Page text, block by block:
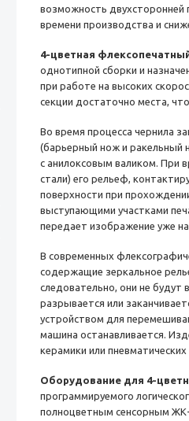
возможность двухсторонней
времени производства и
4-цветная
однотипной сборки и
при работе на высоких
секции достаточно места,
Во время процесса чернила
(барьерный нож и ракельный
с анилоксовым валиком. При
стали) его рельеф,
поверхности при
выступающими участками
передает изображение уже
В современных
содержащие зеркальное
следовательно, они не будут
разрывается или
устройством для
машина останавливается.
керамики или
Оборудование для 4-
программируемого
полноцветным сенсорным ЖК-